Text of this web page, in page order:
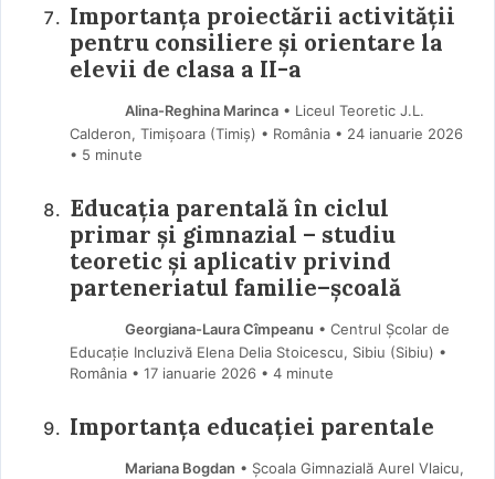
Importanța proiectării activității
pentru consiliere și orientare la
elevii de clasa a II-a
Alina-Reghina Marinca• Liceul Teoretic J.L.
Calderon, Timișoara (Timiş) • România
24 ianuarie 2026
• 5 minute
Educația parentală în ciclul
primar și gimnazial – studiu
teoretic și aplicativ privind
parteneriatul familie–școală
Georgiana-Laura Cîmpeanu • Centrul Școlar de
Educație Incluzivă Elena Delia Stoicescu, Sibiu (Sibiu) •
România
17 ianuarie 2026 • 4 minute
Importanța educației parentale
Mariana Bogdan • Școala Gimnazială Aurel Vlaicu,